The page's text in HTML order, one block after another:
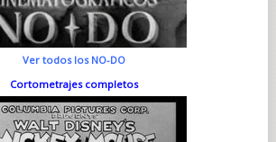
Ver todos los NO-DO
Cortometrajes completos